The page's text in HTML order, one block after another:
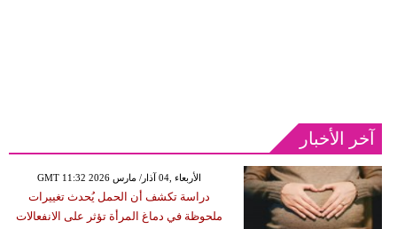
آخر الأخبار
GMT 11:32 2026 الأربعاء ,04 آذار/ مارس
دراسة تكشف أن الحمل يُحدث تغييرات
ملحوظة في دماغ المرأة تؤثر على الانفعالات